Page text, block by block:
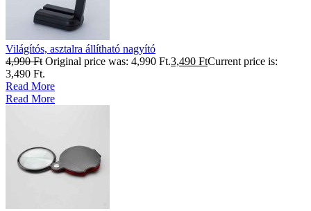
Világítós, asztalra állítható nagyító
4,990Ft Original price was: 4,990 Ft.3,490 FtCurrent price is:
3,490 Ft.
Read More
Read More